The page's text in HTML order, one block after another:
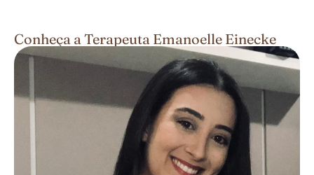
Conheça a Terapeuta Emanoelle Einecke